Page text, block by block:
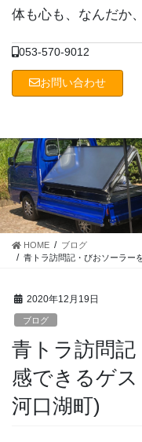
移
動
体も心も、なんだか
053-570-9012
お問い合わせ
HOME
ブログ
青トラ訪問記・びおソーラー
2020年12月19日
ブログ
青トラ訪問
感できるゲ
河口湖町)